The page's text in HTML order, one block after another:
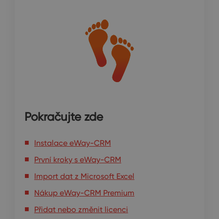
Pokračujte zde
Instalace eWay-CRM
První kroky s eWay-CRM
Import dat z Microsoft Excel
Nákup eWay-CRM Premium
Přidat nebo změnit licenci